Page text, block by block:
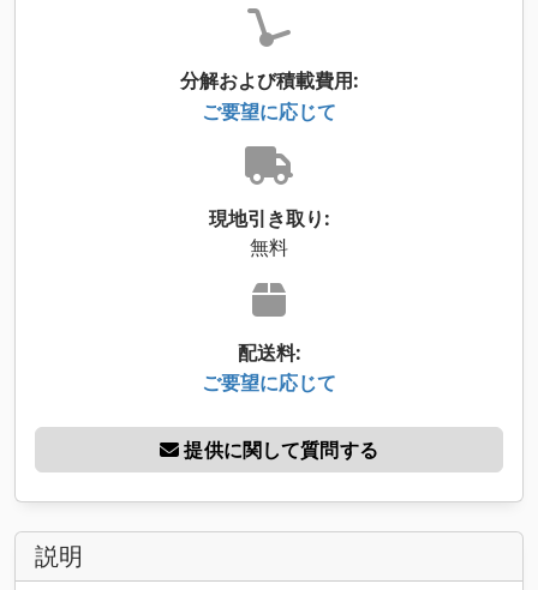
分解および積載費用:
ご要望に応じて
現地引き取り:
無料
配送料:
ご要望に応じて
提供に関して質問する
説明